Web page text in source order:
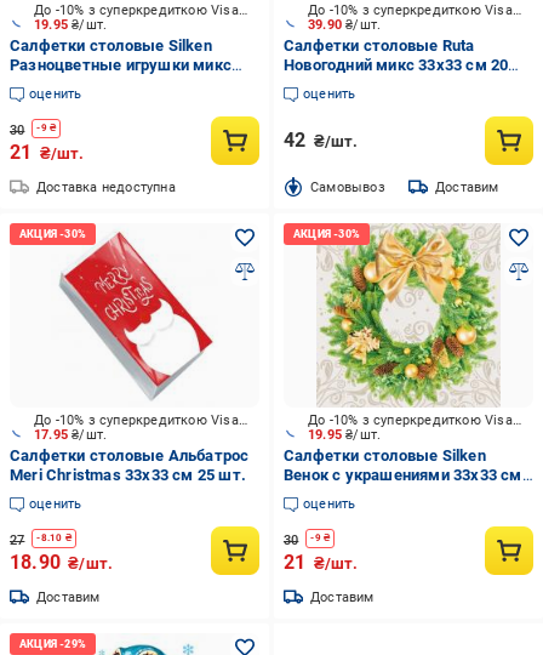
19.95₴/шт.
До -10% з суперкредиткою Visa Вигода
Салфетки столовые Silken
Разноцветные игрушки микс
33х33 см 12 шт.
оценить
30 -9₴
21 ₴/шт.
Доставка недоступна
39.90₴/шт.
До -10% з суперкредиткою Visa Вигода
Салфетки столовые Ruta
Новогодний микс 33х33 см 20
шт.
оценить
42 ₴/шт.
Cамовывоз Доставим
17.95₴/шт.
До -10% з суперкредиткою Visa Вигода
Салфетки столовые Альбатрос
Meri Christmas 33х33 см 25 шт.
оценить
27 -8.10 ₴
18.90 ₴/шт.
Доставим
19.95₴/шт.
До -10% з суперкредиткою Visa Вигода
Салфетки столовые Silken
Венок с украшениями 33х33 см
12 шт.
оценить
30 -9₴
21 ₴/шт.
Доставим